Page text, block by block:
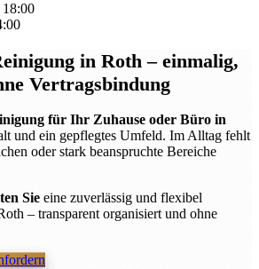
in Roth– einmalig,
Vertragsbindung
für Ihr Zuhause oder Büro in
und ein gepflegtes Umfeld. Im Alltag fehlt
oder stark beanspruchte Bereiche
Sie eine zuverlässig und flexibel
– transparent organisiert und ohne